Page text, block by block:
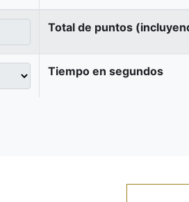
Total de puntos
Tiempo en segundos